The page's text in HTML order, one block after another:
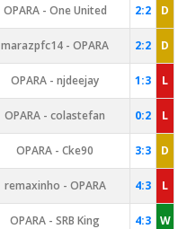
OPARA - One United 2:2 D
marazpfc14 - OPARA 2:2 D
OPARA - njdeejay 1:3 L
OPARA - colastefan 0:2 L
OPARA - Cke90 3:3 D
remaxinho - OPARA 4:3 L
OPARA - SRB King 4:3 W